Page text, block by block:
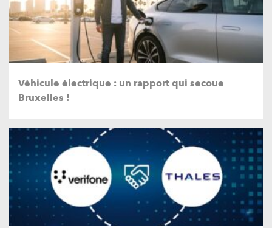
Véhicule électrique : un rapport qui secoue
Bruxelles !